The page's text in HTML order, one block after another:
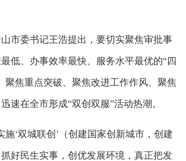
委书记王浩提出，要切实聚焦审批事
低、办事效率最快、服务水平最优的“四
聚焦重点突破、聚焦改进工作作风、聚焦
速在全市形成“双创双服”活动热潮。
‘双城联创’（创建国家创新城市，创建
好民生实事，创优发展环境，真正把发